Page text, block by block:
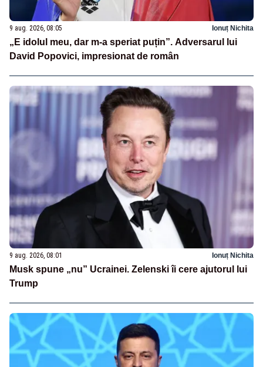
9 aug. 2026, 08:05 Ionuț Nichita
„E idolul meu, dar m-a speriat puțin”. Adversarul lui
David Popovici, impresionat de român
9 aug. 2026, 08:01 Ionuț Nichita
Musk spune „nu” Ucrainei. Zelenski îi cere ajutorul lui
Trump